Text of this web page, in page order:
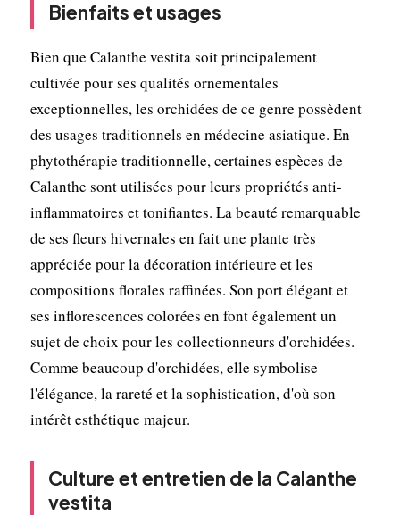
Bienfaits et usages
Bien que Calanthe vestita soit principalement
cultivée pour ses qualités ornementales
exceptionnelles, les orchidées de ce genre possèdent
des usages traditionnels en médecine asiatique. En
phytothérapie traditionnelle, certaines espèces de
Calanthe sont utilisées pour leurs propriétés anti-
inflammatoires et tonifiantes. La beauté remarquable
de ses fleurs hivernales en fait une plante très
appréciée pour la décoration intérieure et les
compositions florales raffinées. Son port élégant et
ses inflorescences colorées en font également un
sujet de choix pour les collectionneurs d'orchidées.
Comme beaucoup d'orchidées, elle symbolise
l'élégance, la rareté et la sophistication, d'où son
intérêt esthétique majeur.
Culture et entretien de la Calanthe
vestita